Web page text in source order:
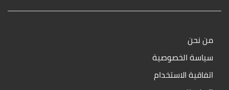
من نحن
سياسة الخصوصية
اتفاقية الاستخدام